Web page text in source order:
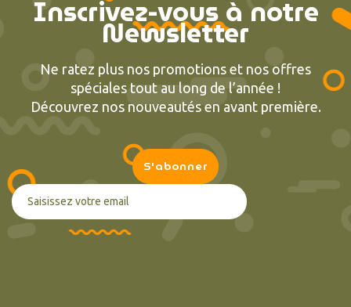
Inscrivez-vous à notre
Newsletter
Ne ratez plus nos promotions et nos offres
spéciales tout au long de l’année !
Découvrez nos nouveautés en avant première.